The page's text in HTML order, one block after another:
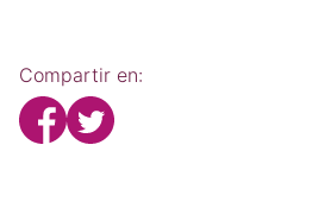
Compartir en: